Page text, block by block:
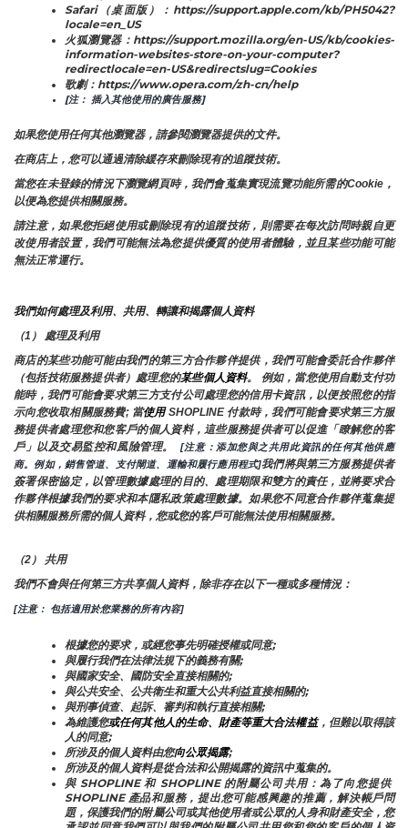
Safari（桌面版）：https://support.apple.com/kb/PH5042?
locale=en_US
火狐瀏覽器：https://support.mozilla.org/en-US/kb/cookies-
information-websites-store-on-your-computer?
redirectlocale=en-US&redirectslug=Cookies
歌劇：https://www.opera.com/zh-cn/help
[注： 插入其他使用的廣告服務]
如果您使用任何其他瀏覽器，請參閱瀏覽器提供的文件。
在商店上，您可以通過清除緩存來刪除現有的追蹤技術。
當您在未登錄的情況下瀏覽網頁時，我們會蒐集實現流覽功能所需的Cookie，
以便為您提供相關服務。
請注意，如果您拒絕使用或刪除現有的追蹤技術，則需要在每次訪問時親自更
改使用者設置，我們可能無法為您提供優質的使用者體驗，並且某些功能可能
無法正常運行。
我們如何處理及利用、共用、轉讓和揭露個人資料
（1） 處理及利用
商店的某些功能可能由我們的第三方合作夥伴提供，我們可能會委託合作夥伴
（包括技術服務提供者）處理您的某些個人資料。 例如，當您使用自動支付功
能時，我們可能會要求第三方支付公司處理您的信用卡資訊，以便按照您的指
示向您收取相關服務費; 當使用 SHOPLINE 付款時，我們可能會要求第三方服
務提供者處理您和您客戶的個人資料，這些服務提供者可以促進「瞭解您的客
戶」以及交易監控和風險管理。
[注意：添加您與之共用此資訊的任何其他供應
商。例如，銷售管道、支付閘道、運輸和履行應用程式]我們將與第三方服務提供者
簽署保密協定，以管理數據處理的目的、處理期限和雙方的責任，並將要求合
作夥伴根據我們的要求和本隱私政策處理數據。如果您不同意合作夥伴蒐集提
供相關服務所需的個人資料，您或您的客戶可能無法使用相關服務。
（2） 共用
我們不會與任何第三方共享個人資料，除非存在以下一種或多種情況：
[注意： 包括適用於您業務的所有內容]
根據您的要求，或經您事先明確授權或同意;
與履行我們在法律法規下的義務有關;
與國家安全、國防安全直接相關的;
與公共安全、公共衛生和重大公共利益直接相關的;
與刑事偵查、起訴、審判和執行直接相關;
為維護您或任何其他人的生命、財產等重大合法權益，但難以取得該
人的同意;
所涉及的個人資料由您向公眾揭露;
所涉及的個人資料是從合法和公開揭露的資訊中蒐集的。
與 SHOPLINE 和 SHOPLINE 的附屬公司共用：為了向您提供
SHOPLINE 產品和服務，提出您可能感興趣的推薦，解決帳戶問
題，保護我們的附屬公司或其他使用者或公眾的人身和財產安全，您